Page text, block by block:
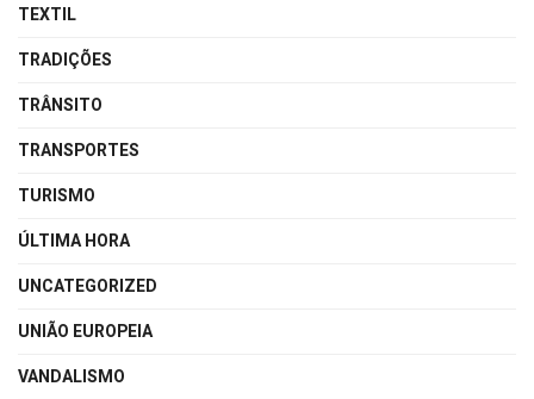
TEXTIL
TRADIÇÕES
TRÂNSITO
TRANSPORTES
TURISMO
ÚLTIMA HORA
UNCATEGORIZED
UNIÃO EUROPEIA
VANDALISMO